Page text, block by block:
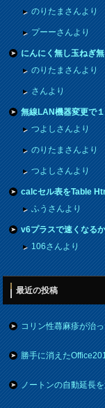
のりたまさんより
プーーさんより
にんにく無し玉ねぎ
のりたまさんより
さんより
無線LAN機器変更で
つよしさんより
のりたまさんより
つよしさんより
calcセル表をTable
ふうさんより
v6プラスで速くなる
106さんより
最近の投稿
コリン性蕁麻疹が治
勝手に消えた
ノートンの自動延長